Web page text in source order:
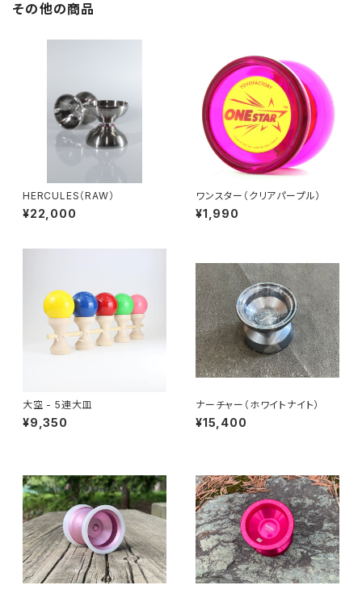
その他の商品
HERCULES（RAW）
¥22,000
ワンスター（クリアパープル）
¥1,990
大空 - 5連大皿
¥9,350
ナーチャー（ホワイトナイト）
¥15,400